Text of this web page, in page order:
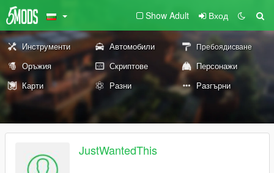
Show Adult Вход
Инструменти Автомобили Пребоядисване
Оръжия Скриптове
Персонажи
Карти
Разни Разгърни
JustWantedThis